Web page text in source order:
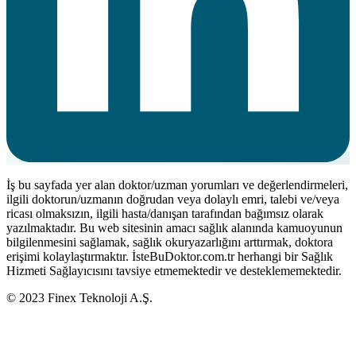
İş bu sayfada yer alan doktor/uzman yorumları ve değerlendirmeleri,
ilgili doktorun/uzmanın doğrudan veya dolaylı emri, talebi ve/veya
ricası olmaksızın, ilgili hasta/danışan tarafından bağımsız olarak
yazılmaktadır. Bu web sitesinin amacı sağlık alanında kamuoyunun
bilgilenmesini sağlamak, sağlık okuryazarlığını arttırmak, doktora
erişimi kolaylaştırmaktır. İsteBuDoktor.com.tr herhangi bir Sağlık
Hizmeti Sağlayıcısını tavsiye etmemektedir ve desteklememektedir.
© 2023 Finex Teknoloji A.Ş.